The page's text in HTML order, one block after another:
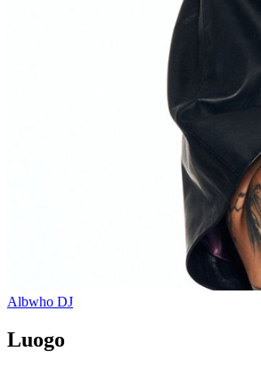
Albwho DJ
Luogo